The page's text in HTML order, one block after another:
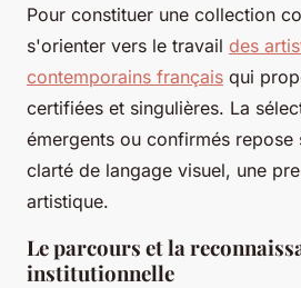
Pour constituer une collection
s'orienter vers le travail des
contemporains français qui
certifiées et singulières. La
émergents ou confirmés repose
clarté de langage visuel, une
artistique.
Le parcours et la
institutionnelle